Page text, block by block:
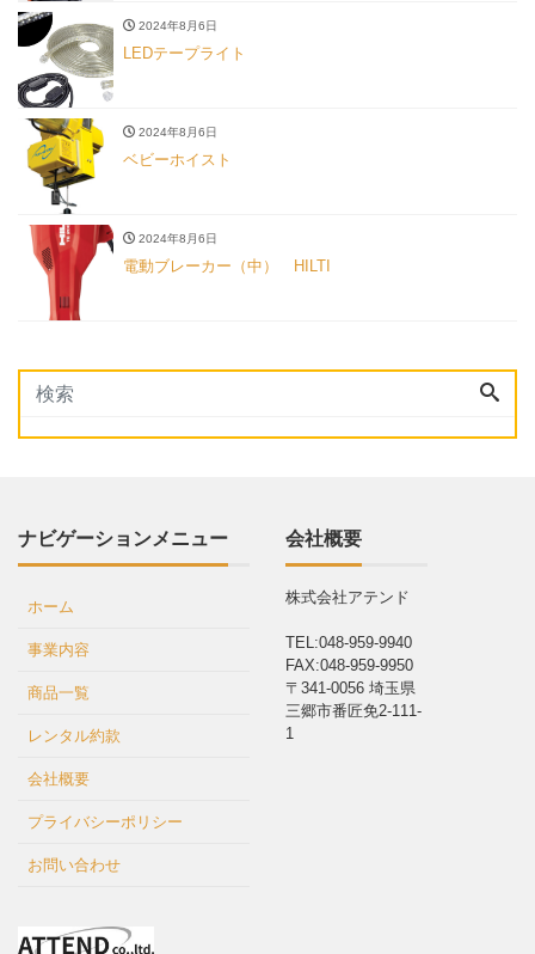
2024年8月6日
LEDテープライト
2024年8月6日
ベビーホイスト
2024年8月6日
電動ブレーカー（中） HILTI
ナビゲーションメニュー
ホーム
事業内容
商品一覧
レンタル約款
会社概要
プライバシーポリシー
お問い合わせ
会社概要
株式会社アテンド
TEL:048-959-9940
FAX:048-959-9950
〒341-0056 埼玉県
三郷市番匠免2-111-
1